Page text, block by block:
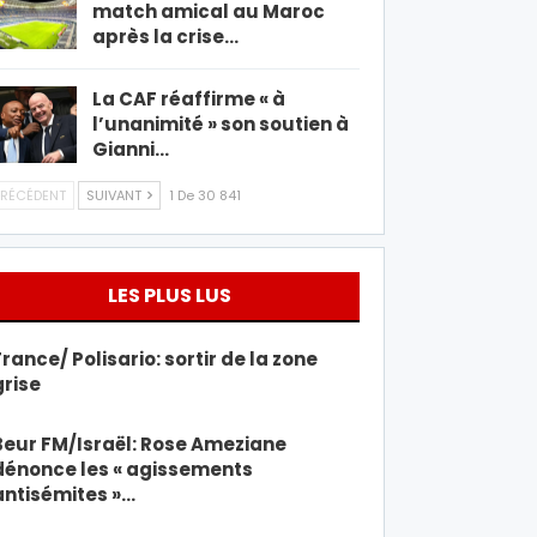
match amical au Maroc
après la crise…
La CAF réaffirme « à
l’unanimité » son soutien à
Gianni…
SUIVANT 1 De 30 841
LES PLUS LUS
Polisario: sortir de la zone
FM/Israël: Rose Ameziane
les « agissements
»…